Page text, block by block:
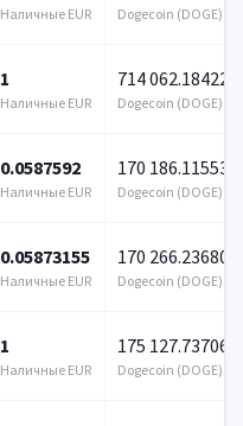
Наличные EUR Dogecoin (DOGE)
1
Наличные EUR
714 062.184224
Dogecoin (DOGE)
0.0587592
Наличные EUR
170 186.115536
Dogecoin (DOGE)
0.05873155
Наличные EUR
170 266.236801
Dogecoin (DOGE)
1
Наличные EUR
175 127.737067
Dogecoin (DOGE)